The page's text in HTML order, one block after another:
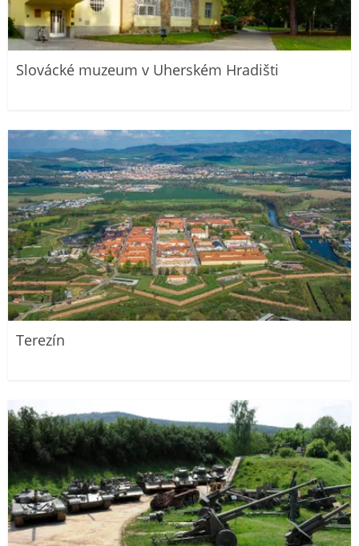
Slovácké muzeum v Uherském Hradišti
Terezín